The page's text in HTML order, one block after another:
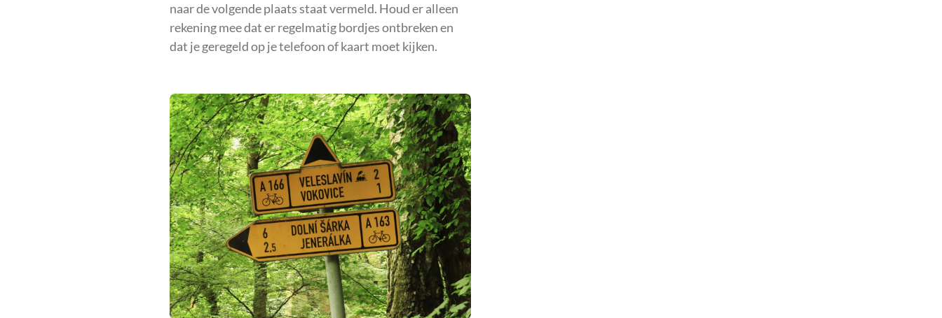
naar de volgende plaats staat vermeld. Houd er alleen
rekening mee dat er regelmatig bordjes ontbreken en
dat je geregeld op je telefoon of kaart moet kijken.